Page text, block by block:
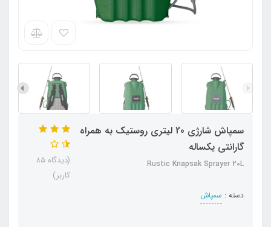
سمپاش شارژی 20 لیتری روستیک به همراه
گارانتی یکساله
Rustic Knapsak Sprayer 20L
دسته : سمپاش
(دیدگاه 85
کاربر)